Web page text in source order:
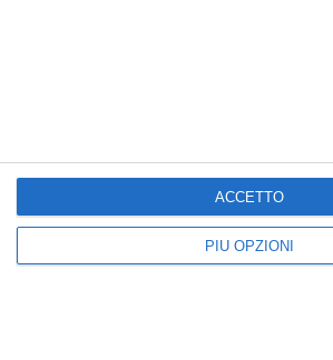
PIÙ OPZIONI
ACCETTO
Kisseo©